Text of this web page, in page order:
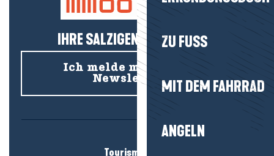
ZU FUSS
MIT DEM FAHRRAD
ANGELN
IHRE SALZIGEN NEUIGKEITEN!
Ich melde mich für den
Newsletter an
Tourismusbüro